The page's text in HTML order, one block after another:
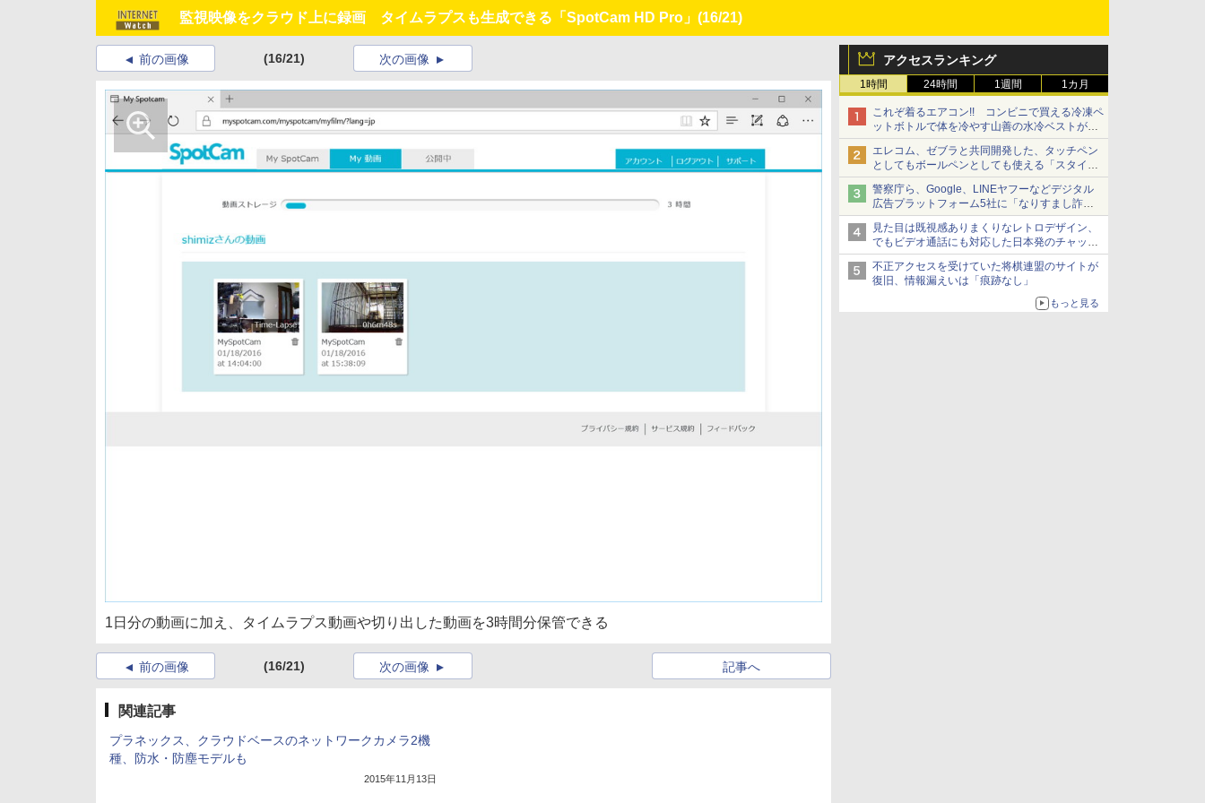
監視映像をクラウド上に録画 タイムラプスも生成できる「SpotCam HD Pro」 (16/21)
アクセスランキング
1時間 24時間 1週間 1カ月
これぞ着るエアコン!! コンビニで買える冷凍ペ
ットボトルで体を冷やす山善の水冷ベストがロ
ードバイクにちょうどいい【ぼっち・ざ・ろー
ど！その14】【空いた時間でなにしてる？】
エレコム、ゼブラと共同開発した、タッチペン
としてもボールペンとしても使える「スタイラ
スツーウェイ」発売 iPadにも紙にも、持ち替
えずに書き込める
警察庁ら、Google、LINEヤフーなどデジタル
広告プラットフォーム5社に「なりすまし詐欺
広告」対策強化を要請 著名人の写真や映像を
使った投資詐欺などへの対策として
見た目は既視感ありまくりなレトロデザイン、
でもビデオ通話にも対応した日本発のチャット
アプリが登場【やじうまWatch】
不正アクセスを受けていた将棋連盟のサイトが
復旧、情報漏えいは「痕跡なし」
もっと見る
前の画像 (16/21) 次の画像
1日分の動画に加え、タイムラプス動画や切り出した動画を3時間分保管できる
前の画像 (16/21) 記事へ
次の画像
関連記事
プラネックス、クラウドベースのネットワークカメラ2機
種、防水・防塵モデルも
2015年11月13日